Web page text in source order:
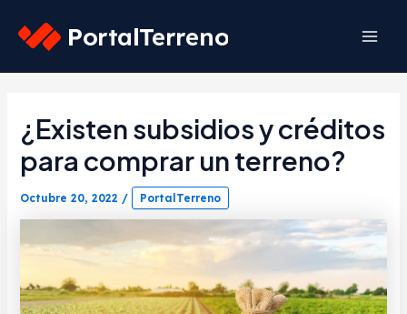
content
¿Existen subsidios y créditos
para comprar un terreno?
Octubre 20, 2022 / PortalTerreno